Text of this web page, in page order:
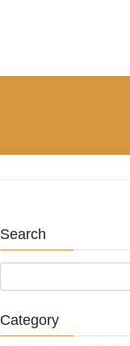
Search
Category